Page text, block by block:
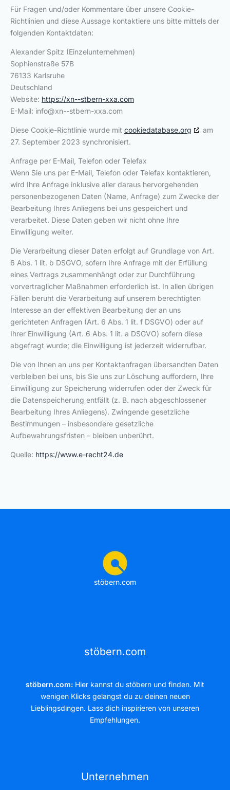
Für Fragen und/oder Kommentare über unsere Cookie-
Richtlinien und diese Aussage kontaktiere uns bitte mittels der
folgenden Kontaktdaten:
Alexander Spitz (Einzelunternehmen)
Sophienstraße 57B
76133 Karlsruhe
Deutschland
Website: https://xn--stbern-xxa.com
E-Mail: info@xn--stbern-xxa.com
Diese Cookie-Richtlinie wurde mit cookiedatabase.org
am
27. September 2023 synchronisiert.
Anfrage per E-Mail, Telefon oder Telefax
Wenn Sie uns per E-Mail, Telefon oder Telefax kontaktieren,
wird Ihre Anfrage inklusive aller daraus hervorgehenden
personenbezogenen Daten (Name, Anfrage) zum Zwecke der
Bearbeitung Ihres Anliegens bei uns gespeichert und
verarbeitet. Diese Daten geben wir nicht ohne Ihre
Einwilligung weiter.
Die Verarbeitung dieser Daten erfolgt auf Grundlage von Art.
6 Abs. 1 lit. b DSGVO, sofern Ihre Anfrage mit der Erfüllung
eines Vertrags zusammenhängt oder zur Durchführung
vorvertraglicher Maßnahmen erforderlich ist. In allen übrigen
Fällen beruht die Verarbeitung auf unserem berechtigten
Interesse an der effektiven Bearbeitung der an uns
gerichteten Anfragen (Art. 6 Abs. 1 lit. f DSGVO) oder auf
Ihrer Einwilligung (Art. 6 Abs. 1 lit. a DSGVO) sofern diese
abgefragt wurde; die Einwilligung ist jederzeit widerrufbar.
Die von Ihnen an uns per Kontaktanfragen übersandten Daten
verbleiben bei uns, bis Sie uns zur Löschung auffordern, Ihre
Einwilligung zur Speicherung widerrufen oder der Zweck für
die Datenspeicherung entfällt (z. B. nach abgeschlossener
Bearbeitung Ihres Anliegens). Zwingende gesetzliche
Bestimmungen – insbesondere gesetzliche
Aufbewahrungsfristen – bleiben unberührt.
Quelle: https://www.e-recht24.de
stöbern.com
stöbern.com
stöbern.com: Hier kannst du stöbern und finden. Mit
wenigen Klicks gelangst du zu deinen neuen
Lieblingsdingen. Lass dich inspirieren von unseren
Empfehlungen.
Unternehmen